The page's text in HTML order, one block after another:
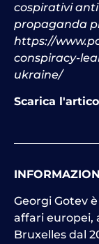
cospirativi
propaganda
https://
conspiracy-
ukraine/
Scarica
Georgi Gotev
affari europei,
Bruxelles dal